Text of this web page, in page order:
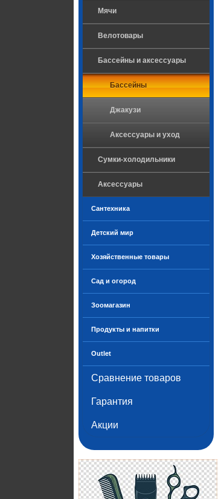
Мячи
Велотовары
Бассейны и аксессуары
Бассейны
Джакузи
Аксессуары и уход
Сумки-холодильники
Аксессуары
Сантехника
Детский мир
Хозяйственные товары
Сад и огород
Зоомагазин
Продукты и напитки
Outlet
Сравнение товаров
Гарантия
Акции